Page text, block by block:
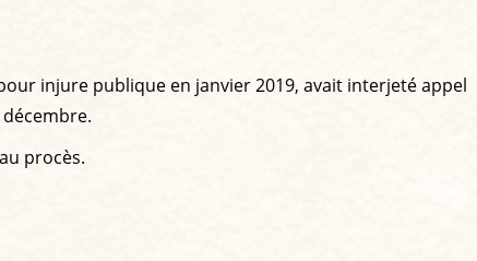
injure publique en janvier 2019, avait interjeté appel
procès.